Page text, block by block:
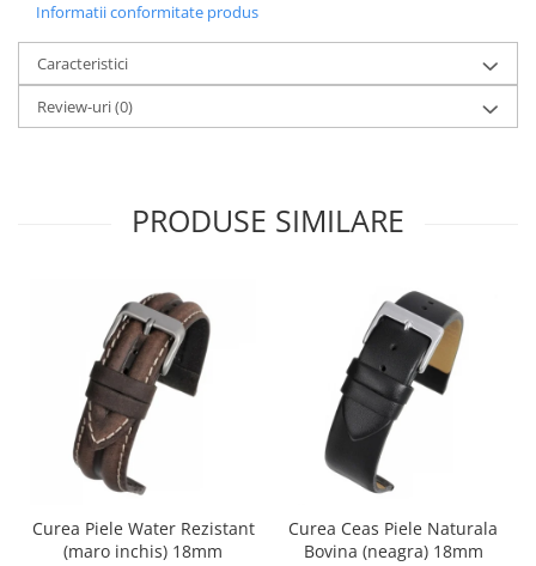
Informatii conformitate produs
Caracteristici
Review-uri(0)
PRODUSE SIMILARE
Curea Piele Water Rezistant
(maro inchis) 18mm
Curea Ceas Piele Naturala
Bovina (neagra) 18mm